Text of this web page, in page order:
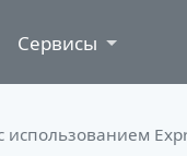
Сервисы